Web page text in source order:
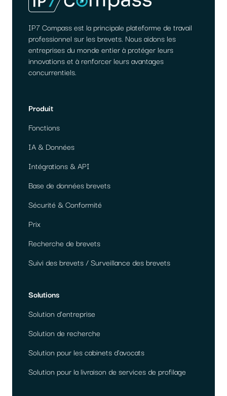
IP7 Compass est la principale plateforme de travail
professionnel sur les brevets. Nous aidons les
entreprises du monde entier à protéger leurs
innovations et à renforcer leurs avantages
concurrentiels.
Produit
Fonctions
IA & Données
Intégrations & API
Base de données brevets
Sécurité & Conformité
Prix
Recherche de brevets
Suivi des brevets / Surveillance des brevets
Solutions
Solution d'entreprise
Solution de recherche
Solution pour les cabinets d'avocats
Solution pour la livraison de services de profilage